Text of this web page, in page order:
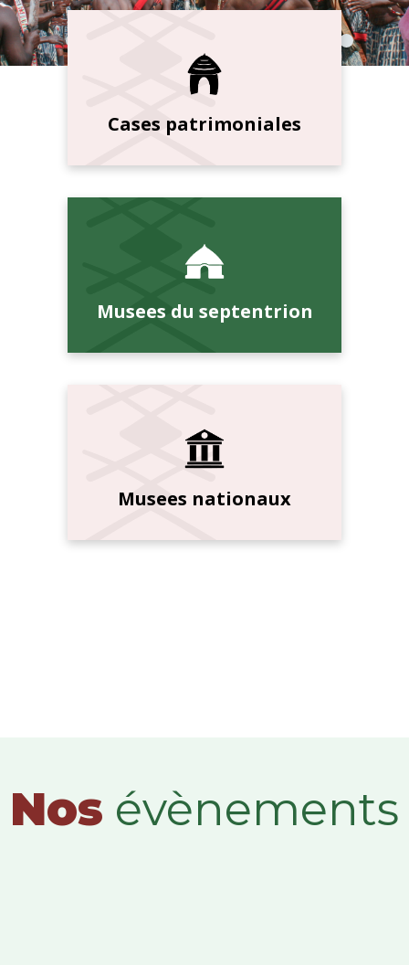
Cases patrimoniales
Musees du septentrion
Musees nationaux
Nos évènements